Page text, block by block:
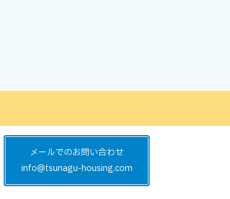
メールでのお問い合わせ
info@tsunagu-housing.com